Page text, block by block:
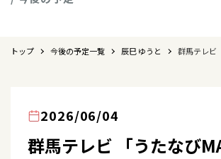
トップ 今後の予定一覧 辰巳 ゆうと 群馬テレビ
2026/06/04
群馬テレビ 「うたなび